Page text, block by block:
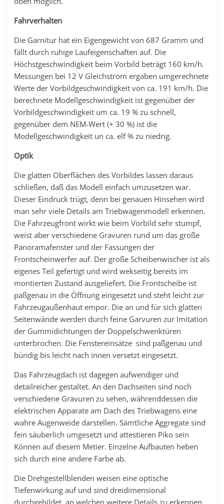
Fahrverhalten
Die Garnitur hat ein Eigengewicht von 687 Gramm und
fällt durch ruhige Laufeigenschaften auf. Die
Höchstgeschwindigkeit beim Vorbild beträgt 160 km/h.
Messungen bei 12 V Gleichstrom ergaben umgerechnete
Werte der Vorbildgeschwindigkeit von ca. 191 km/h. Die
berechnete Modellgeschwindigkeit ist gegenüber der
Vorbildgeschwindigkeit um ca. 19 % zu schnell,
gegenüber dem NEM-Wert (+ 30 %) ist die
Modellgeschwindigkeit un ca. elf % zu niedrig.
Optik
Die glatten Oberflächen des Vorbildes lassen daraus
schließen, daß das Modell einfach umzusetzen war.
Dieser Eindruck trügt, denn bei genauen Hinsehen wird
man sehr viele Details am Triebwagenmodell erkennen.
Die Fahrzeugfront wirkt wie beim Vorbild sehr stumpf,
weist aber verschiedene Gravuren rund um das große
Panoramafenster und der Fassungen der
Frontscheinwerfer auf. Der große Scheibenwischer ist als
eigenes Teil gefertigt und wird wekseitig bereits im
montierten Zustand ausgeliefert. Die Frontscheibe ist
paßgenau in die Öffnung eingesetzt und steht leicht zur
Fahrzeugaußenhaut empor. Die an und für sich glatten
Seitenwände werden durch feine Garvuren zur Imitation
der Gummidichtungen der Doppelschwenktüren
unterbrochen. Die Fenstereinsätze sind paßgenau und
bündig bis leicht nach innen versetzt eingesetzt.
Das Fahrzeugdach ist dagegen aufwendiger und
detailreicher gestaltet. An den Dachseiten sind noch
verschiedene Gravuren zu sehen, währenddessen die
elektrischen Apparate am Dach des Triebwagens eine
wahre Augenweide darstellen. Sämtliche Aggregate sind
fein säuberlich umgesetzt und attestieren Piko sein
Können auf diesem Metier. Einzelne Aufbauten heben
sich durch eine andere Farbe ab.
Die Drehgestellblenden weisen eine optische
Tiefenwirkung auf und sind dreidimensional
durchgebildet, an welchen weitere Details zu erkennen